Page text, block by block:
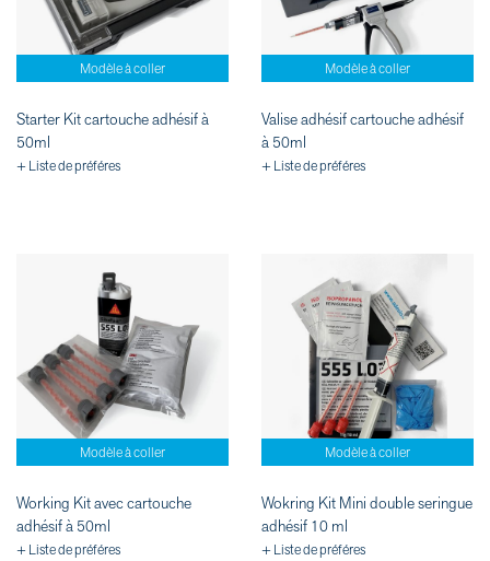
Modèle à coller
Starter Kit cartouche adhésif à
50ml
+ Liste de préféres
Modèle à coller
Valise adhésif cartouche adhésif
à 50ml
+ Liste de préféres
Modèle à coller
Working Kit avec cartouche
adhésif à 50ml
+ Liste de préféres
Modèle à coller
Wokring Kit Mini double seringue
adhésif 10 ml
+ Liste de préféres